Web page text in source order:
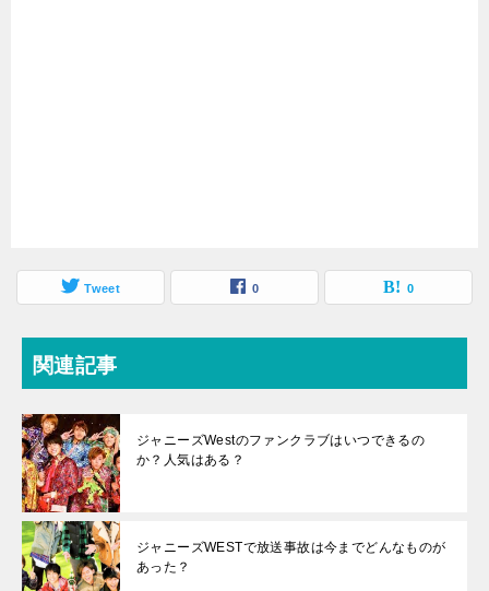
Tweet 0 0
関連記事
ジャニーズWestのファンクラブはいつできるの
か？人気はある？
ジャニーズWESTで放送事故は今までどんなものが
あった？